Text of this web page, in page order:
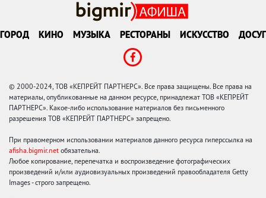
ГОРОД КИНО МУЗЫКА РЕСТОРАНЫ ИСКУССТВО ДОСУГ
© 2000-2024, ТОВ «КЕПРЕЙТ ПАРТНЕРС». Все права защищены. Все права на
материалы, опубликованные на данном ресурсе, принадлежат ТОВ «КЕПРЕЙТ
ПАРТНЕРС». Какое-либо использование материалов без письменного
разрешения ТОВ «КЕПРЕЙТ ПАРТНЕРС» запрещено.
При правомерном использовании материалов данного ресурса гиперссылка на
afisha.bigmir.net обязательна.
Любое копирование, перепечатка и воспроизведение фотографических
произведений и/или аудиовизуальных произведений правообладателя Getty
Images - строго запрещено.